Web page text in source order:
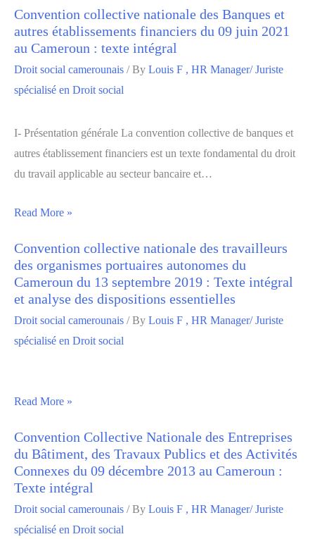
Convention collective nationale des Banques et
autres établissements financiers du 09 juin 2021
au Cameroun : texte intégral
Droit social camerounais / By Louis F , HR Manager/ Juriste
spécialisé en Droit social
I- Présentation générale La convention collective de banques et
autres établissement financiers est un texte fondamental du droit
du travail applicable au secteur bancaire et…
Read More »
Convention collective nationale des travailleurs
des organismes portuaires autonomes du
Cameroun du 13 septembre 2019 : Texte intégral
et analyse des dispositions essentielles
Droit social camerounais / By Louis F , HR Manager/ Juriste
spécialisé en Droit social
Read More »
Convention Collective Nationale des Entreprises
du Bâtiment, des Travaux Publics et des Activités
Connexes du 09 décembre 2013 au Cameroun :
Texte intégral
Droit social camerounais / By Louis F , HR Manager/ Juriste
spécialisé en Droit social